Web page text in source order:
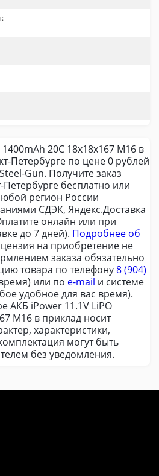
20C 18x18x167 M16 в
Петербурге по цене 0 рублей
Gun. Получите заказ
бесплатно или
регион России
СДЭК, Яндекс.Доставка
онлайн или при
до 7 дней). Подробнее об
на приобретение не
заказа обязательно
товара по телефону8 (904)
или по e-mail и системе
удобное для вас время).
АКБ iPower 11.1V LiPO
M16 в приклад носит
характеристики,
могут быть
без уведомления.